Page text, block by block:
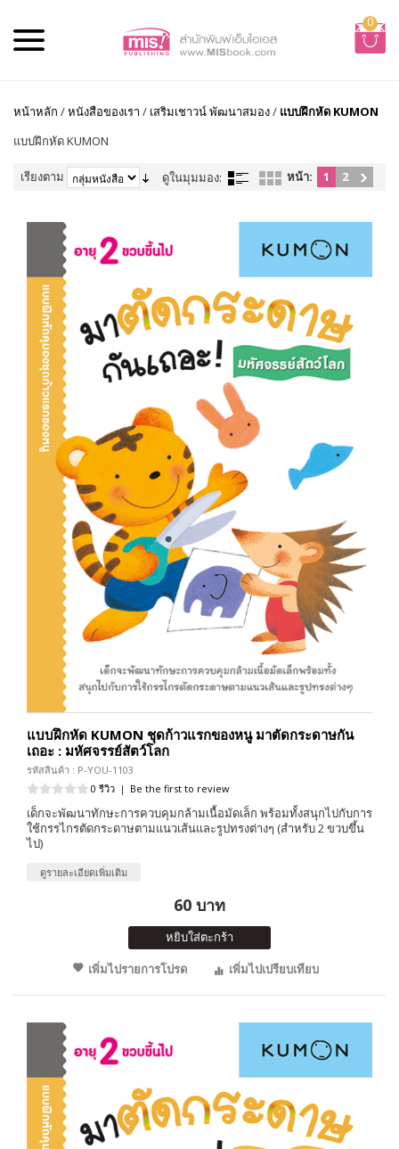
0
หน้าหลัก /หนังสือของเรา / เสริมเชาวน์ พัฒนาสมอง/ แบบฝึกหัด KUMON
แบบฝึกหัด KUMON
เรียงตาม ดูในมุมมอง: หน้า: 1 2
แบบฝึกหัด KUMON ชุดก้าวแรกของหนู มาตัดกระดาษกัน
เถอะ : มหัศจรรย์สัตว์โลก
รหัสสินค้า : P-YOU-1103
0 รีวิว | Be the first to review
เด็กจะพัฒนาทักษะการควบคุมกล้ามเนื้อมัดเล็ก พร้อมทั้งสนุกไปกับการ
ใช้กรรไกรตัดกระดาษตามแนวเส้นและรูปทรงต่างๆ (สำหรับ 2 ขวบขึ้น
ไป)
ดูรายละเอียดเพิ่มเติม
60 บาท
หยิบใส่ตะกร้า
เพิ่มไปรายการโปรด
เพิ่มไปเปรียบเทียบ